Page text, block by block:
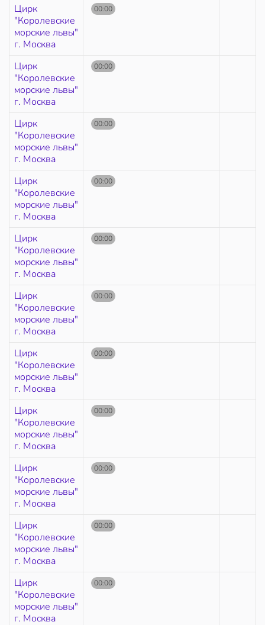
Цирк
"Королевские
морские львы"
г. Москва
00:00
Цирк
"Королевские
морские львы"
г. Москва
00:00
Цирк
"Королевские
морские львы"
г. Москва
00:00
Цирк
"Королевские
морские львы"
г. Москва
00:00
Цирк
"Королевские
морские львы"
г. Москва
00:00
Цирк
"Королевские
морские львы"
г. Москва
00:00
Цирк
"Королевские
морские львы"
г. Москва
00:00
Цирк
"Королевские
морские львы"
г. Москва
00:00
Цирк
"Королевские
морские львы"
г. Москва
00:00
Цирк
"Королевские
морские львы"
г. Москва
00:00
Цирк
"Королевские
морские львы"
г. Москва
00:00